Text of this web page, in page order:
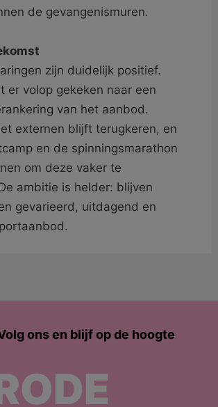
de gevangenismuren.
zijn duidelijk positief.
er volop gekeken naar een
van het aanbod.
externen blijft terugkeren, en
en de spinningsmarathon
om deze vaker te
ambitie is helder: blijven
gevarieerd, uitdagend en
ons en blijf op de hoogte